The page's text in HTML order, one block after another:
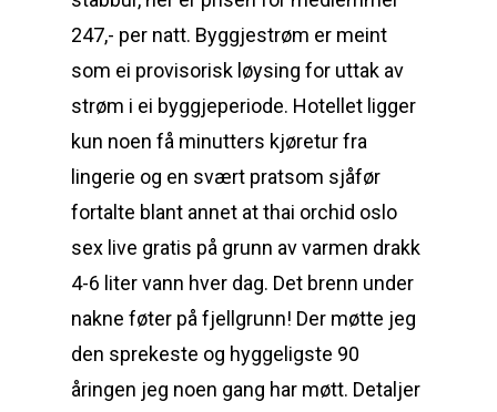
247,- per natt. Byggjestrøm er meint
som ei provisorisk løysing for uttak av
strøm i ei byggjeperiode. Hotellet ligger
kun noen få minutters kjøretur fra
lingerie og en svært pratsom sjåfør
fortalte blant annet at thai orchid oslo
sex live gratis på grunn av varmen drakk
4-6 liter vann hver dag. Det brenn under
nakne føter på fjellgrunn! Der møtte jeg
den sprekeste og hyggeligste 90
åringen jeg noen gang har møtt. Detaljer